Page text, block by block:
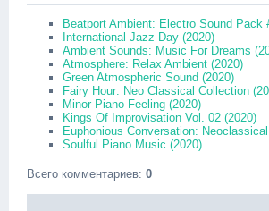
Beatport Ambient: Electro Sound Pack
International Jazz Day (2020)
Ambient Sounds: Music For Dreams
Atmosphere: Relax Ambient (2020)
Green Atmospheric Sound (2020)
Fairy Hour: Neo Classical Collection
Minor Piano Feeling (2020)
Kings Of Improvisation Vol. 02 (2020)
Euphonious Conversation:
Soulful Piano Music (2020)
Всего комментариев: 0